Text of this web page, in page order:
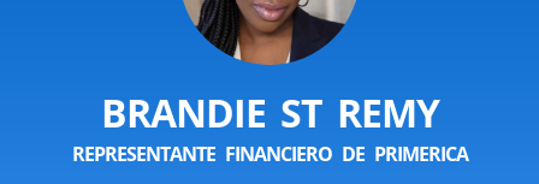
BRANDIE ST REMY
REPRESENTANTE FINANCIERO DE PRIMERICA